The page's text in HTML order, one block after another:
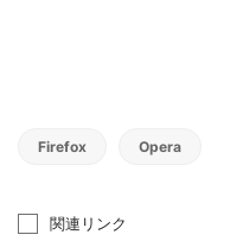
Firefox Opera
関連リンク